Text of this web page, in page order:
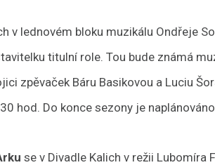
v lednovém bloku muzikálu Ondřeje
titulní role. Tou bude známá
zpěvaček Báru Basikovou a Luciu
hod. Do konce sezony je
se v Divadle Kalich v režii